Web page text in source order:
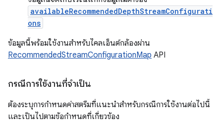
availableRecommendedDepthStreamConfigurati
ons
ข้อมูลนี้พร้อมใช้งานสำหรับไคลเอ็นต์กล้องผ่าน
RecommendedStreamConfigurationMap API
กรณีการใช้งานที่จำเป็น
ต้องระบุการกำหนดค่าสตรีมที่แนะนำสำหรับกรณีการใช้งานต่อไปนี้
และเป็นไปตามข้อกำหนดที่เกี่ยวข้อง